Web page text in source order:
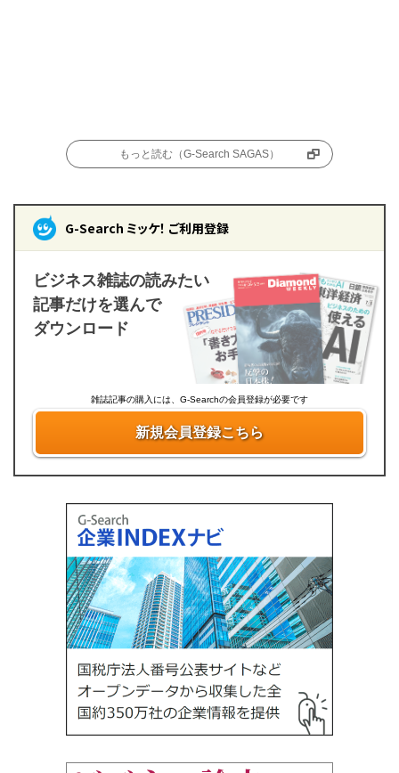
もっと読む（G-Search SAGAS）
G-Search ミッケ！ ご利用登録
ビジネス雑誌の読みたい
記事だけを選んで
ダウンロード
雑誌記事の購入には、G-Searchの会員登録が必要です
新規会員登録こちら